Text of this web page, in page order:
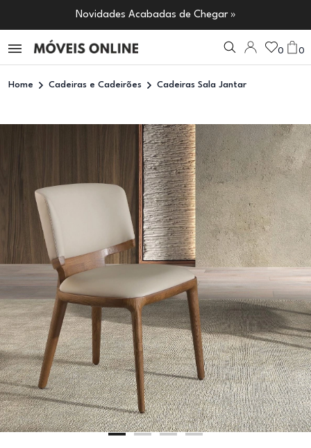
Novidades Acabadas de Chegar »
0 0
Home Cadeiras e Cadeirões Cadeiras Sala Jantar